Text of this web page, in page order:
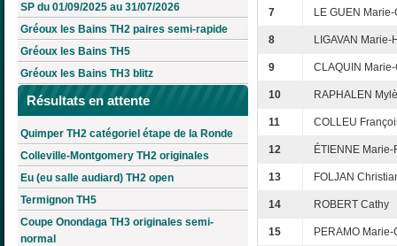
SP du 01/09/2025 au 31/07/2026
Gréoux les Bains TH2 paires semi-rapide
Gréoux les Bains TH5
Gréoux les Bains TH3 blitz
Résultats en attente
Quimper TH2 catégoriel étape de la Ronde
Colleville-Montgomery TH2 originales
Eu (eu salle audiard) TH2 open
Termignon TH5
Coupe Onondaga TH3 originales semi-
normal
7 LE GUEN
8 LIGAVAN Marie-
9 CLAQUIN
10 RAPHALEN
11 COLLEU
12 ÉTIENNE
13 FOLJAN
14 ROBERT Cathy
15 PERAMO